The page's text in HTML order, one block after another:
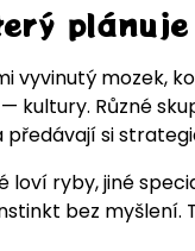
plánuje
vyvinutý mozek,
kultury. Různé
předávají si
loví ryby, jiné
bez myšlení.